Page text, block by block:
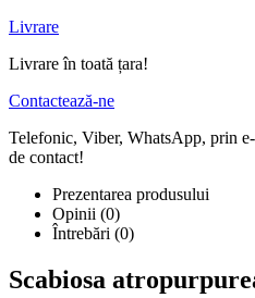
Livrare
Livrare în toată țara!
Contactează-ne
Telefonic, Viber, WhatsApp, prin
de contact!
Prezentarea produsului
Opinii (0)
Întrebări (0)
Scabiosa